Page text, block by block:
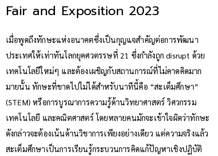
Fair and Exposition 2023
เมื่อพูดถึงทักษะแห่งอนาคตซึ่งเป็นกุญแจสำคัญต่อการพัฒนา
ประเทศให้เท่าทันโลกยุคศวตรรษที่ 21 ซึ่งกำลังถูก disrupt ด้วย
เทคโนโลยีใหม่ๆ และต้องเผชิญกับสถานการณ์ที่ไม่คาดคิดมาก
มายนั้น ทักษะที่ขาดไปไม่ได้สำหรับนาทีนี้คือ “สะเต็มศึกษา”
(STEM) หรือการบูรณาการความรู้ด้านวิทยาศาสตร์ วิศวกรรม
เทคโนโลยี และคณิตศาสตร์ โดยหลายคนมักจะเข้าใจผิดว่าทักษะ
ดังกล่าวจะต้องเน้นด้านวิชาการเพียงอย่างเดียว แต่ความจริงแล้ว
สะเต็มศึกษาเป็นการเรียนรู้กระบวนการคิดแก้ปัญหาเชิงปฏิบัติ